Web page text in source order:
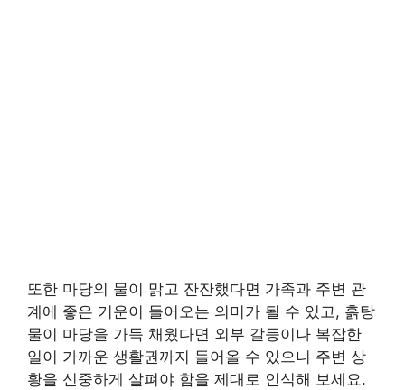
또한 마당의 물이 맑고 잔잔했다면 가족과 주변 관
계에 좋은 기운이 들어오는 의미가 될 수 있고, 흙탕
물이 마당을 가득 채웠다면 외부 갈등이나 복잡한
일이 가까운 생활권까지 들어올 수 있으니 주변 상
황을 신중하게 살펴야 함을 제대로 인식해 보세요.